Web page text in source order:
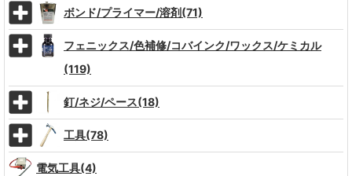
ボンド/プライマー/溶剤(71)
フェニックス/色補修/コバインク/ワックス/ケミカル
(119)
釘/ネジ/ペース(18)
工具(78)
電気工具(4)